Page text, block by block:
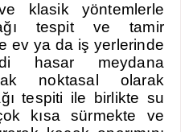
klasik yöntemlerle
tespit ve tamir
ev ya da iş yerlerinde
hasar meydana
noktasal olarak
tespiti ile birlikte su
kısa sürmekte ve